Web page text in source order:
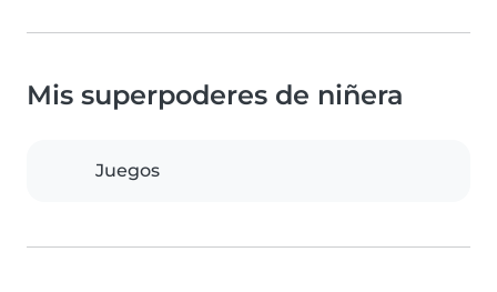
Mis superpoderes de niñera
Juegos